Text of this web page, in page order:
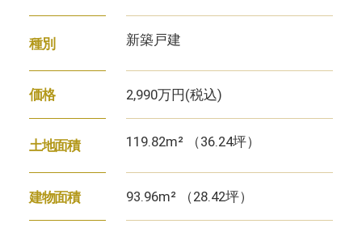
種別 新築戸建
価格 2,990万円(税込)
土地面積 119.82m² （36.24坪）
建物面積 93.96m² （28.42坪）